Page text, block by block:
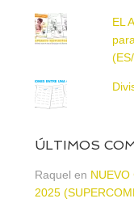
EL
ÚLTIMOS
Raquel en NUEVO
2025